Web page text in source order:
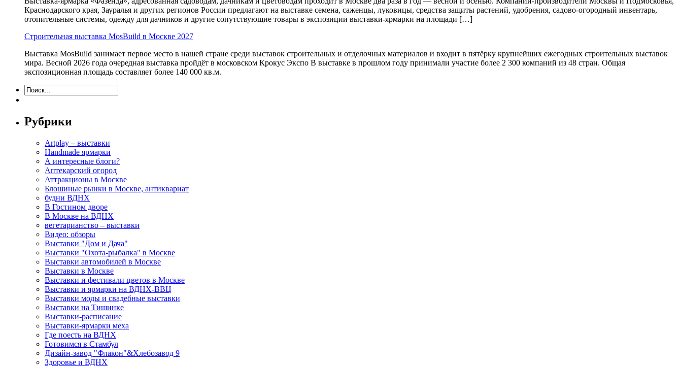
Краснодарского края, Зауралья и других регионов России предлагают на выставке семена, саженцы, луковицы, средства защиты растений, удобрения, садово-огородный инвентарь,
отопительные системы, одежду для дачников и другие сопутствующие товары в экспозиции выставки-ярмарки на площади […]
Строительная выставка MosBuild в Москве 2027
Выставка MosBuild занимает первое место в нашей стране среди выставок строительных и отделочных материалов и входит в пятёрку крупнейших ежегодных строительных выставок
мира. Весной 2026 года очередная выставка пройдёт в московском Крокус Экспо В выставке в прошлом году принимали участие более 2 300 компаний из 48 стран. Общая
экспозиционная площадь составляет более 140 000 кв.м.
Рубрики
Artplay – выставки
Handmade ярмарки
А интересные блоги?
Аптекарский огород
Аттракционы в Москве
Блошиные рынки в Москве, антиквариат
будни ВДНХ
В Гостином дворе
В Москве на ВДНХ
вегетарианство – выставки
Видео: обзоры
Выставки "Дом и Дача"
Выставки "Охота-рыбалка" в Москве
Выставки автомобилей в Москве
Выставки в Москве
Выставки и фестивали цветов в Москве
Выставки и ярмарки на ВДНХ-ВВЦ
Выставки моды и свадебные выставки
Выставки на Тишинке
Выставки-расписание
Выставки-ярмарки меха
Где поесть на ВДНХ
Готовимся в Стамбул
Дизайн-завод "Флакон"&Хлебозавод 9
Здоровье и ВДНХ